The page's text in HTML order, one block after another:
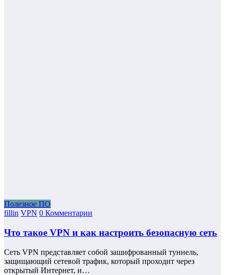
Полезное ПО
fillin VPN 0 Комментарии
Что такое VPN и как настроить безопасную сеть
Сеть VPN представляет собой зашифрованный туннель,
защищающий сетевой трафик, который проходит через
открытый Интернет, и…